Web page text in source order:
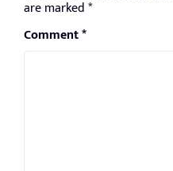
are marked*
Comment*